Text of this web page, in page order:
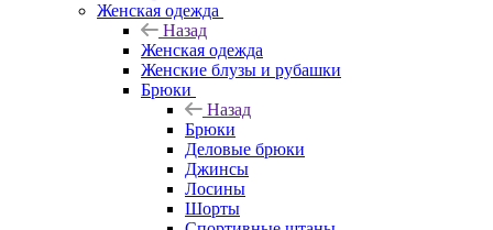
Женская одежда
Назад
Женская одежда
Женские блузы и рубашки
Брюки
Назад
Брюки
Деловые брюки
Джинсы
Лосины
Шорты